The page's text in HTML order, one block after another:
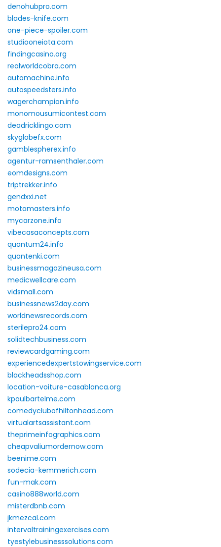
denohubpro.com
blades-knife.com
one-piece-spoiler.com
studiooneiota.com
findingcasino.org
realworldcobra.com
automachine.info
autospeedsters.info
wagerchampion.info
monomousumicontest.com
deadricklingo.com
skyglobefx.com
gamblespherex.info
agentur-ramsenthaler.com
eomdesigns.com
triptrekker.info
gendxxi.net
motomasters.info
mycarzone.info
vibecasaconcepts.com
quantum24.info
quantenki.com
businessmagazineusa.com
medicwellcare.com
vidsmall.com
businessnews2day.com
worldnewsrecords.com
sterilepro24.com
solidtechbusiness.com
reviewcardgaming.com
experiencedexpertstowingservice.com
blackheadsshop.com
location-voiture-casablanca.org
kpaulbartelme.com
comedyclubofhiltonhead.com
virtualartsassistant.com
theprimeinfographics.com
cheapvaliumordernow.com
beenime.com
sodecia-kemmerich.com
fun-mak.com
casino888world.com
misterdbnb.com
jkmezcal.com
intervaltrainingexercises.com
tyestylebusinesssolutions.com